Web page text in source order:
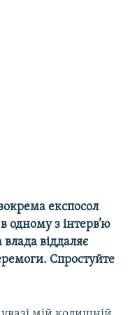
експосол
з інтерв’ю
віддаляє
Спростуйте